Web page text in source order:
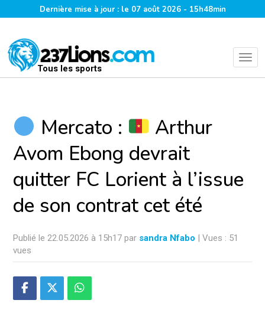
Dernière mise à jour : le 07 août 2026 - 15h48min
Tous les sports
Mercato :
Arthur
Avom Ebong devrait
quitter FC Lorient à l’issue
de son contrat cet été
Publié le 22.05.2026 à 15h17 par sandra Nfabo | Vues : 51
vues